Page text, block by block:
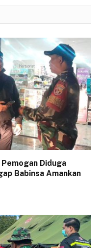
Diduga
Babinsa Amankan